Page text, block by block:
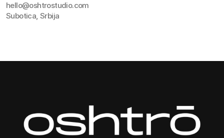
hello@oshtrostudio.com
Subotica, Srbija